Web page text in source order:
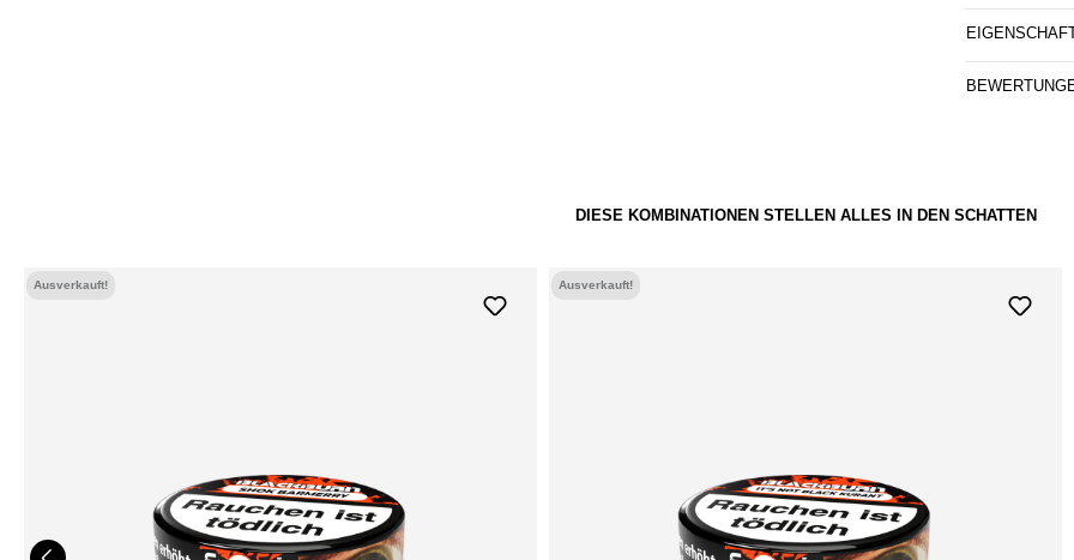
DIESE KOMBINATIONEN STELLEN ALLES IN DEN SCHATTEN
Ausverkauft! Ausverkauft!